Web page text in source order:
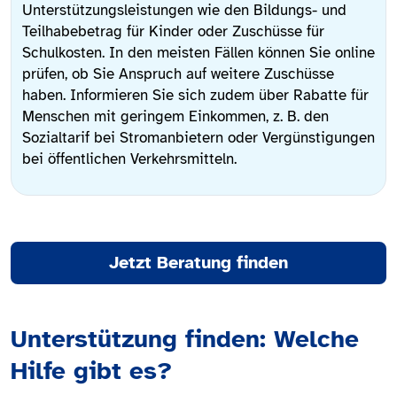
Unterstützungsleistungen wie den Bildungs- und
Teilhabebetrag für Kinder oder Zuschüsse für
Schulkosten. In den meisten Fällen können Sie online
prüfen, ob Sie Anspruch auf weitere Zuschüsse
haben. Informieren Sie sich zudem über Rabatte für
Menschen mit geringem Einkommen, z. B. den
Sozialtarif bei Stromanbietern oder Vergünstigungen
bei öffentlichen Verkehrsmitteln.
Jetzt Beratung finden
Unterstützung finden: Welche
Hilfe gibt es?